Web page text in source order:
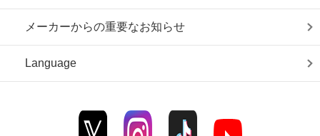
メーカーからの重要なお知らせ
Language